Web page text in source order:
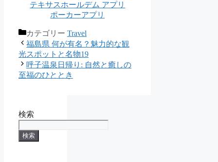
テキサスホールデム アプリ
ポーカーアプリ
カテゴリー Travel
福島県 何が有名？魅力的な観
光スポットと名物19
呼子温泉日帰り: 自然と癒しの
至福のひととき
検索
検索